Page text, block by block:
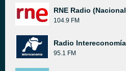
RNE Radio
104.9 FM
Radio Intereconomía
95.1 FM